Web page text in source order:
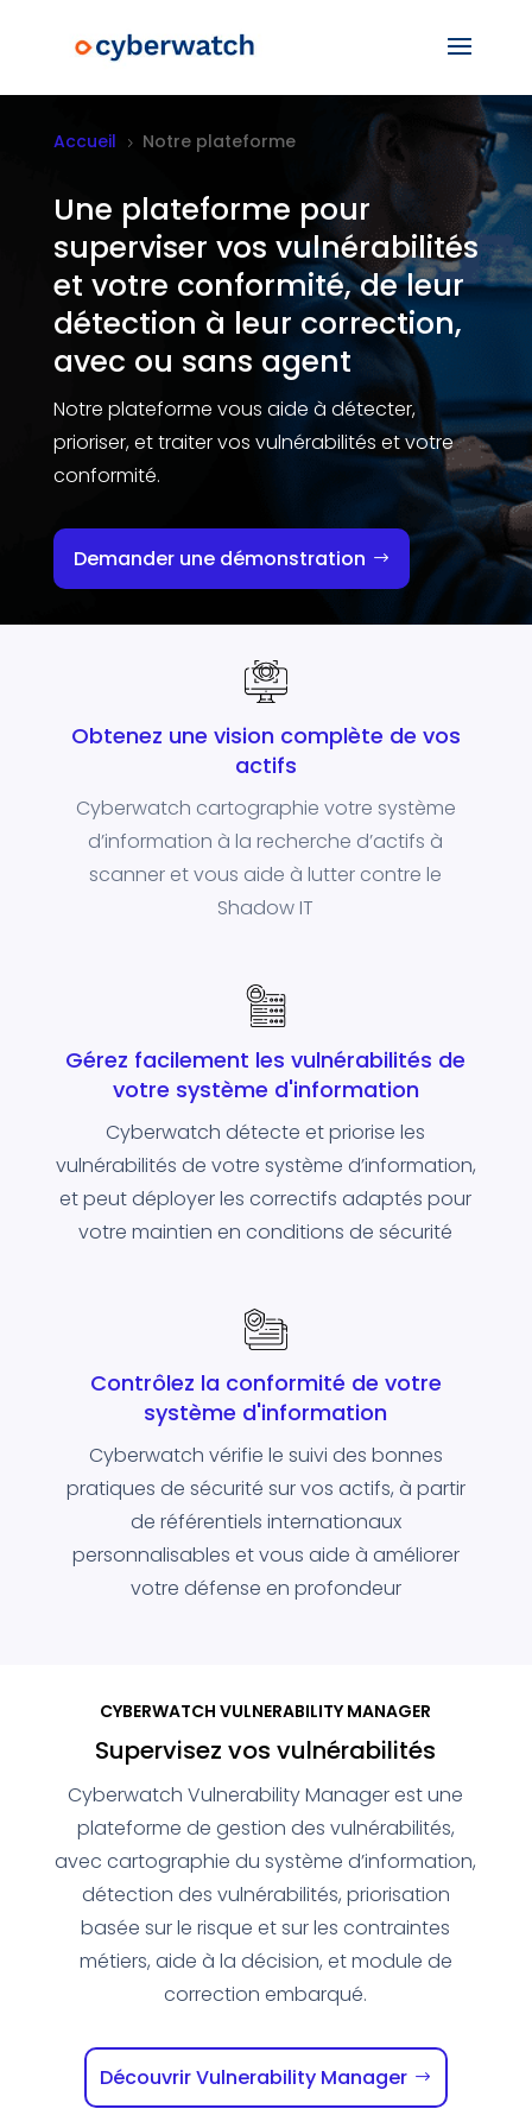
Accueil 5 Notre plateforme
Une plateforme pour
superviser vos vulnérabilités
et votre conformité, de leur
détection à leur correction,
avec ou sans agent
Notre plateforme vous aide à détecter,
prioriser, et traiter vos vulnérabilités et votre
conformité.
Demander une démonstration
Obtenez une vision complète de vos
actifs
Cyberwatch cartographie votre système
d’information à la recherche d’actifs à
scanner et vous aide à lutter contre le
Shadow IT
Gérez facilement les vulnérabilités de
votre système d'information
Cyberwatch détecte et priorise les
vulnérabilités de votre système d’information,
et peut déployer les correctifs adaptés pour
votre maintien en conditions de sécurité
Contrôlez la conformité de votre
système d'information
Cyberwatch vérifie le suivi des bonnes
pratiques de sécurité sur vos actifs, à partir
de référentiels internationaux
personnalisables et vous aide à améliorer
votre défense en profondeur
CYBERWATCH VULNERABILITY MANAGER
Supervisez vos vulnérabilités
Cyberwatch Vulnerability Manager est une
plateforme de gestion des vulnérabilités,
avec cartographie du système d’information,
détection des vulnérabilités, priorisation
basée sur le risque et sur les contraintes
métiers, aide à la décision, et module de
correction embarqué.
Découvrir Vulnerability Manager